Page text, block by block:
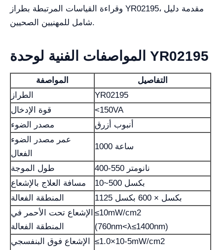
وقراءة القياسات المرتبطة بطراز YR02195، مقدمة دليل
شامل للمهنيين الصحيين.
المواصفات الفنية لوحدة YR02195
المواصفة
التفاصيل
الطراز
YR02195
قوة الإدخال
<150VA
مصدر الضوء
أنبوب أزرق
عمر مصدر الضوء
الفعال
1000 ساعة
طول الموجة
400-550 نانومتر
مسافة العلاج بالإشعاع
10~500 بكسل
المنطقة الفعالة
1125 بكسل × 600 بكسل
الإشعاع تحت الأحمر في
المنطقة الفعالة
≤10mW/cm2
(760nm<λ≤1400nm)
الإشعاع فوق البنفسجي
≤1.0×10-5mW/cm2